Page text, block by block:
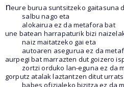
neure burua suntsitzeko gaitasuna
salbu nago eta
alokairua ez da metafora bat
une batean harrapaturik bizi
naiz maitatzeko gai eta
autoaren asegurua ez da
aurpegi bat marrazten dut goizero
zortzi orduko lan-eguna ez da
gorputz atalak laztantzen ditut
babes ofizialeko bizitza ez da